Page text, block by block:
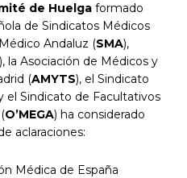
de Huelgaformado
de Sindicatos Médicos
Andaluz (SMA),
), la Asociación de Médicos y
(AMYTS), el Sindicato
el Sindicato de Facultativos
O’MEGA) ha considerado
aclaraciones:
Médica de España